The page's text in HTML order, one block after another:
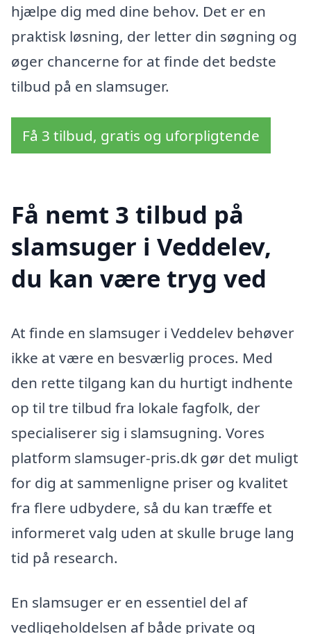
hjælpe dig med dine behov. Det er en
praktisk løsning, der letter din søgning og
øger chancerne for at finde det bedste
tilbud på en slamsuger.
Få 3 tilbud, gratis og uforpligtende
Få nemt 3 tilbud på
slamsuger i Veddelev,
du kan være tryg ved
At finde en slamsuger i Veddelev behøver
ikke at være en besværlig proces. Med
den rette tilgang kan du hurtigt indhente
op til tre tilbud fra lokale fagfolk, der
specialiserer sig i slamsugning. Vores
platform slamsuger-pris.dk gør det muligt
for dig at sammenligne priser og kvalitet
fra flere udbydere, så du kan træffe et
informeret valg uden at skulle bruge lang
tid på research.
En slamsuger er en essentiel del af
vedligeholdelsen af både private og